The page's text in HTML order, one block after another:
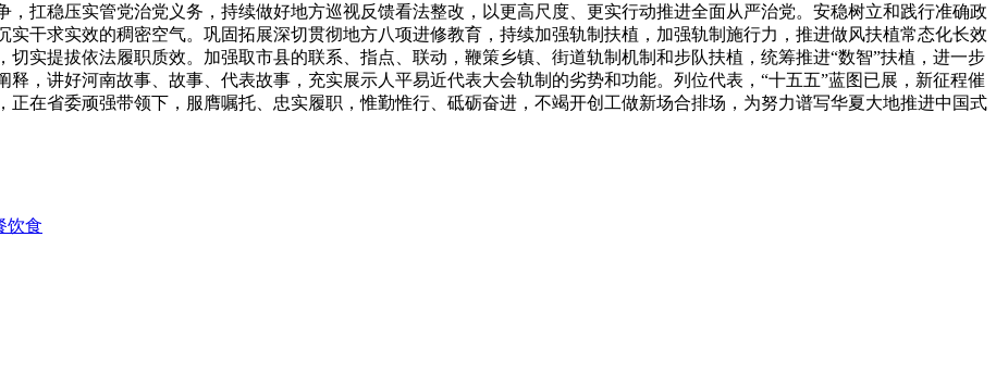
扛稳压实管党治党义务，持续做好地方巡视反馈看法整改，以更高尺度、更实行动推进全面从严治党。安稳树立和践行准确政
干求实效的稠密空气。巩固拓展深切贯彻地方八项进修教育，持续加强轨制扶植，加强轨制施行力，推进做风扶植常态化长效
实提拔依法履职质效。加强取市县的联系、指点、联动，鞭策乡镇、街道轨制机制和步队扶植，统筹推进“数智”扶植，进一步
，讲好河南故事、故事、代表故事，充实展示人平易近代表大会轨制的劣势和功能。列位代表，“十五五”蓝图已展，新征程催
在省委顽强带领下，服膺嘱托、忠实履职，惟勤惟行、砥砺奋进，不竭开创工做新场合排场，为努力谱写华夏大地推进中国式
饮食